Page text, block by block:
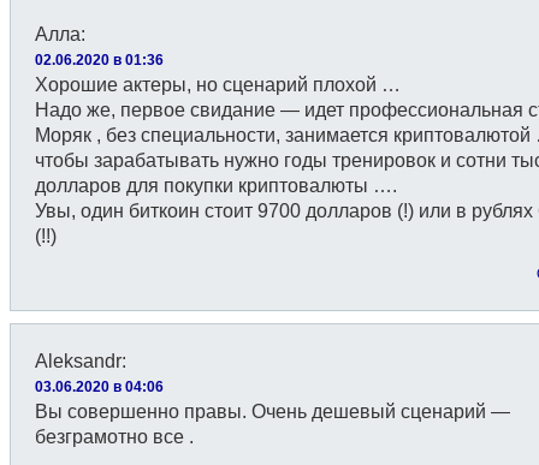
Алла:
02.06.2020 в 01:36
Хорошие актеры, но сценарий плохой …
Надо же, первое свидание — идет профессиональная
Моряк , без специальности, занимается
чтобы зарабатывать нужно годы тренировок и сотни
долларов для покупки криптовалюты ….
Увы, один биткоин стоит 9700 долларов (!) или в
(!!)
Aleksandr:
03.06.2020 в 04:06
Вы совершенно правы. Очень дешевый сценарий —
безграмотно все .